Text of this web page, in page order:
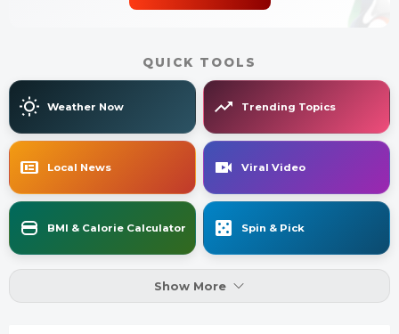
QUICK TOOLS
Weather Now Trending Topics
Local News Viral Video
BMI & Calorie Calculator Spin & Pick
Show More